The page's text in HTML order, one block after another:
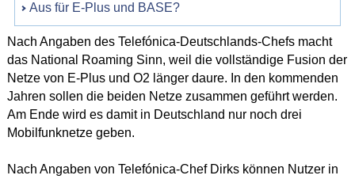
Aus für E-Plus und BASE?
Nach Angaben des Telefónica-Deutschlands-Chefs macht
das National Roaming Sinn, weil die vollständige Fusion der
Netze von E-Plus und O2 länger daure. In den kommenden
Jahren sollen die beiden Netze zusammen geführt werden.
Am Ende wird es damit in Deutschland nur noch drei
Mobilfunknetze geben.
Nach Angaben von Telefónica-Chef Dirks können Nutzer in